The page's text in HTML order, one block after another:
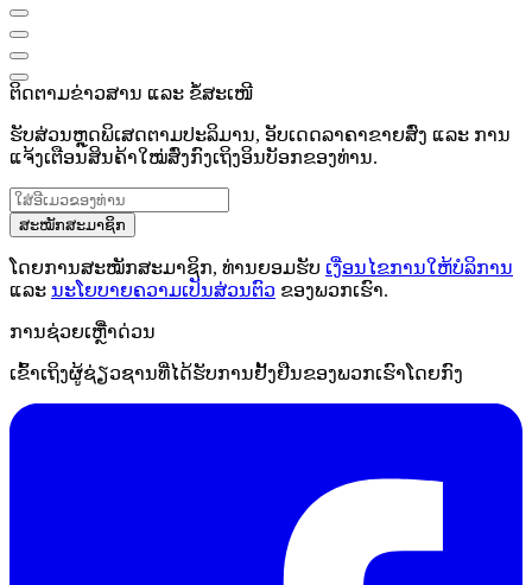
ຕິດຕາມຂ່າວສານ ແລະ ຂໍ້ສະເໜີ
ຮັບສ່ວນຫຼຸດພິເສດຕາມປະລິມານ, ອັບເດດລາຄາຂາຍສົ່ງ ແລະ ການ
ແຈ້ງເຕືອນສິນຄ້າໃໝ່ສົ່ງກົງເຖິງອິນບັອກຂອງທ່ານ.
ສະໝັກສະມາຊິກ
ໂດຍການສະໝັກສະມາຊິກ, ທ່ານຍອມຮັບ ເງື່ອນໄຂການໃຫ້ບໍລິການ
ແລະ ນະໂຍບາຍຄວາມເປັນສ່ວນຕົວ ຂອງພວກເຮົາ.
ການຊ່ວຍເຫຼືໍາດ່ວນ
ເຂົ້າເຖິງຜູ້ຊ່ຽວຊານທີ່ໄດ້ຮັບການຢັ້ງຢືນຂອງພວກເຮົາໂດຍກົງ